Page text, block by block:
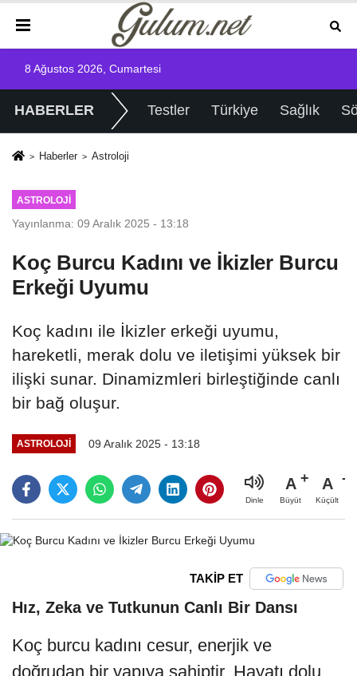
8 Ağustos 2026, Cumartesi
HABERLER Testler Türkiye Sağlık
Haberler Astroloji
ASTROLOJI
Yayınlanma: 09 Aralık 2025 - 13:18
Koç Burcu Kadını ve İkizler Burcu
Erkeği Uyumu
Koç kadını ile İkizler erkeği uyumu,
hareketli, merak dolu ve iletişimi yüksek bir
ilişki sunar. Dinamizmleri birleştiğinde canlı
bir bağ oluşur.
ASTROLOJI 09 Aralık 2025 - 13:18
Dinle
A
Büyüt
A
Küçült
TAKİP ET
Hız, Zeka ve Tutkunun Canlı Bir Dansı
Koç burcu kadını cesur, enerjik ve
doğrudan bir yapıya sahiptir. Hayatı dolu